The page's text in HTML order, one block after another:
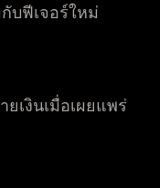
บฟีเจอร์ใหม่
เงินเมื่อเผยแพร่